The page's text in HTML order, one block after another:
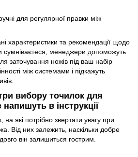
для регулярної правки між
характеристики та рекомендації щодо
сумніваєтеся, менеджери допоможуть
заточування ножів під ваш набір
між системами і підкажуть
вибору точилок для
в інструкції
на які потрібно звертати увагу при
Від них залежить, наскільки добре
він залишиться гострим.